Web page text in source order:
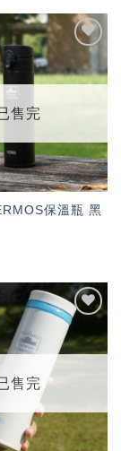
「願
望輕
售完
保溫瓶 黑
「願
望輕
售完